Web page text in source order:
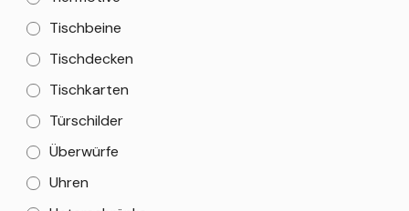
Tischbeine
Tischdecken
Tischkarten
Türschilder
Überwürfe
Uhren